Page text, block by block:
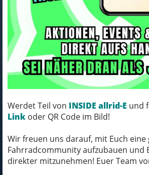
Werdet Teil von INSIDE allrid-E und
Link oder QR Code im Bild!
Wir freuen uns darauf, mit Euch eine
Fahrradcommunity aufzubauen und
direkter mitzunehmen! Euer Team
Lapierre XELIUS DRS
glossy M
Art.Nr. LXDTB490
Farbe: black - glossy
Rahmengröße: M
MICH KANNST DU BESTELLEN
ABHOLUNG IN NORTORF!
pro Stück (inkl. MwSt.)
5.999,00 EUR